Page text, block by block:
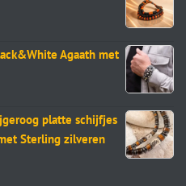
Agaath met
platte schijfjes
Sterling zilveren